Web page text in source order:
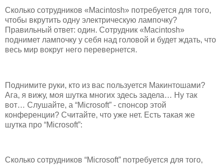
Сколько сотрудников «Macintosh» потребуется для того,
чтобы вкрутить одну электрическую лампочку?
Правильный ответ: один. Сотрудник «Macintosh»
поднимет лампочку у себя над головой и будет ждать, что
весь мир вокруг него перевернется.
Поднимите руки, кто из вас пользуется Макинтошами?
Ага, я вижу, моя шутка многих здесь задела… Ну так
вот… Слушайте, а “Microsoft” - спонсор этой
конференции? Считайте, что уже нет. Есть такая же
шутка про “Microsoft”:
Сколько сотрудников “Microsoft” потребуется для того,